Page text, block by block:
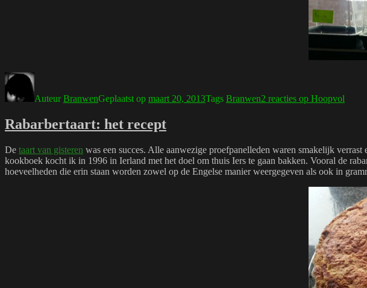
AuteurBranwenGeplaatst op maart 20, 2013Tags Branwen2 reacties op Hoopvol
Rabarbertaart: het recept
De taart van gisteren was een succes. Alle aanwezige proefpanelleden waren smakelijk
kookboek kocht ik in 1996 in Ierland met het doel om thuis Iers te gaan bakken. Vooral de
hoeveelheden die erin staan worden zowel op de Engelse manier weergegeven als ook in